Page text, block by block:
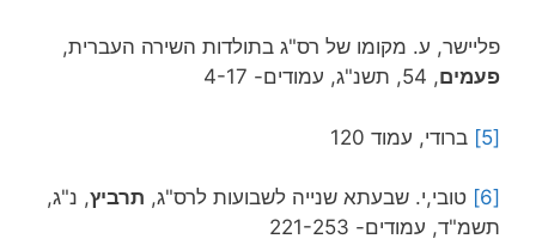
פליישר, ע. מקומו של רס"ג בתולדות השירה העברית,
פעמים, 54, תשנ"ג, עמודים- 4-17
[5] ברודי, עמוד 120
[6] טובי,י. שבעתא שנייה לשבועות לרס"ג, תרביץ, נ"ג,
תשמ"ד, עמודים- 221-253